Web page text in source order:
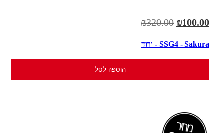
₪100.00
₪320.00
SSG4 - Sakura - ורוד
הוספה לסל